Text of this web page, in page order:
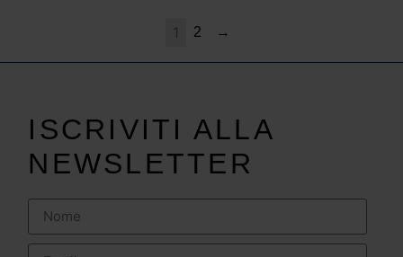
1 2 →
ISCRIVITI ALLA
NEWSLETTER